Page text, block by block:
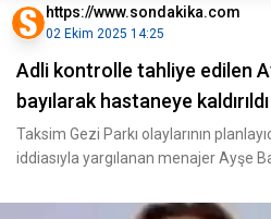
https://www.sondakika.com
02 Ekim 2025 14:25
Adli kontrolle tahliye edilen
bayılarak hastaneye kaldırıldı
Taksim Gezi Parkı olaylarının
iddiasıyla yargılanan menajer Ayşe